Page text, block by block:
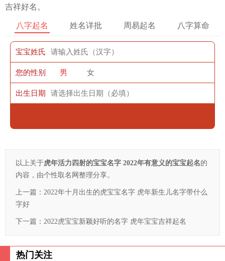
吉祥好名。
八字起名 姓名详批 周易起名 八字算命
宝宝姓氏
您的性别 男 女
出生日期
以上关于虎年活力四射的宝宝名字 2022年有意义的宝宝起名的
内容，由个性取名网整理分享。
上一篇： 2022年十月出生的虎宝宝名字 虎年新生儿名字带什么
字好
下一篇： 2022虎宝宝新颖好听的名字 虎年宝宝吉祥起名
热门关注